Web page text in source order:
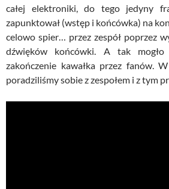
całej elektroniki, do tego jedyny
zapunktował (wstęp i końcówka) na
celowo spier… przez zespół poprzez
dźwięków końcówki. A tak
zakończenie kawałka przez fanów. W
poradziliśmy sobie z zespołem i z tym